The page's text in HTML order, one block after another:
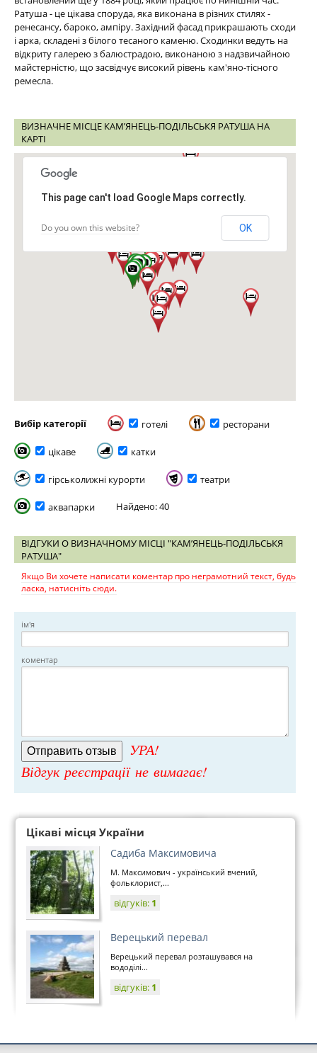
Ратуша - це цікава споруда, яка виконана в різних стилях -
ренесансу, бароко, ампіру. Західний фасад прикрашають сходи
і арка, складені з білого тесаного каменю. Сходинки ведуть на
відкриту галерею з балюстрадою, виконаною з надзвичайною
майстерністю, що засвідчує високий рівень кам'яно-тісного
ремесла.
ВИЗНАЧНЕ МІСЦЕ КАМ’ЯНЕЦЬ-ПОДІЛЬСЬКЯ РАТУША НА
КАРТІ
This page can't load Google Maps correctly.
Do you own this website? OK
Вибір категорії готелі ресторани
цікаве катки
гірськолижні курорти театри
аквапарки Найдено: 40
ВІДГУКИ О ВИЗНАЧНОМУ МІСЦІ "КАМ’ЯНЕЦЬ-ПОДІЛЬСЬКЯ
РАТУША"
Якщо Ви хочете написати коментар про неграмотний текст, будь
ласка, натисніть сюди.
ім'я
коментар
УРА!
Відгук реєстрації не вимагає!
Цікаві місця України
Садиба Максимовича
М. Максимович - український вчений,
фольклорист,...
відгуків: 1
Верецький перевал
Верецький перевал розташувався на
вододілі...
відгуків: 1